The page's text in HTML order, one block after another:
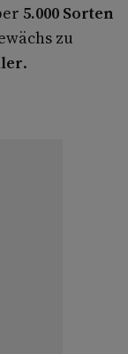
5.000 Sorten
zu
.